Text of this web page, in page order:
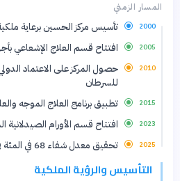
المسار الزمني
2000 تأسيس مركز الحسين برعاية
2005 افتتاح قسم العلاج الإشعاعي
2010
حصول المركز على الاعتماد
للسرطان
2015 تطبيق برنامج العلاج الموجه
2023 افتتاح قسم الأورام الصيدلانية
2025 تحقيق معدل شفاء 68 في المئة في سرطان الثدي المبكر
التأسيس والرؤية الملكية